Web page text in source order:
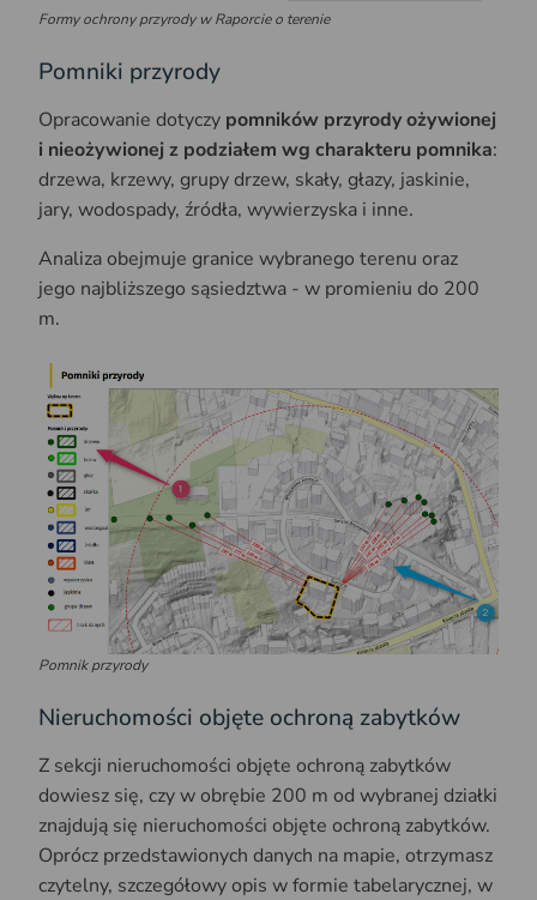
Formy ochrony przyrody w Raporcie o terenie
Pomniki przyrody
Opracowanie dotyczy pomników przyrody ożywionej
i nieożywionej z podziałem wg charakteru pomnika:
drzewa, krzewy, grupy drzew, skały, głazy, jaskinie,
jary, wodospady, źródła, wywierzyska i inne.
Analiza obejmuje granice wybranego terenu oraz
jego najbliższego sąsiedztwa - w promieniu do 200
m.
Pomnik przyrody
Nieruchomości objęte ochroną zabytków
Z sekcji nieruchomości objęte ochroną zabytków
dowiesz się, czy w obrębie 200 m od wybranej działki
znajdują się nieruchomości objęte ochroną zabytków.
Oprócz przedstawionych danych na mapie, otrzymasz
czytelny, szczegółowy opis w formie tabelarycznej, w